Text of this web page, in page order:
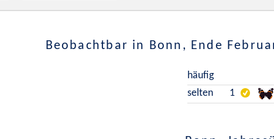
Beobachtbar in Bonn, Ende
häufig
selten
1